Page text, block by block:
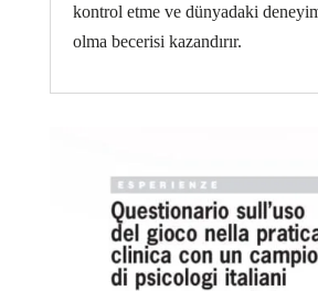
kontrol etme ve dünyadaki
olma becerisi kazandırır.